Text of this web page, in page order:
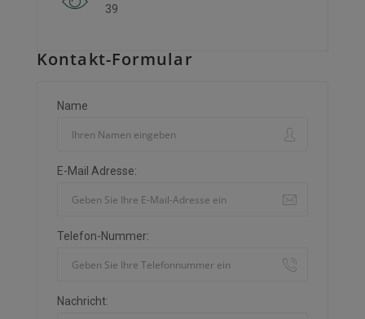
39
Kontakt-Formular
Name
E-Mail Adresse:
Telefon-Nummer:
Nachricht: